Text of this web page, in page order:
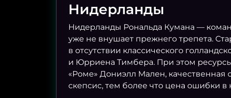
Нидерланды
Нидерланды Рональда Кумана —
уже не внушает прежнего трепета.
в отсутствии классического
и Юрриена Тимбера. При этом
«Роме» Дониэлл Мален, качественная
скепсис, тем более что цена ошибки